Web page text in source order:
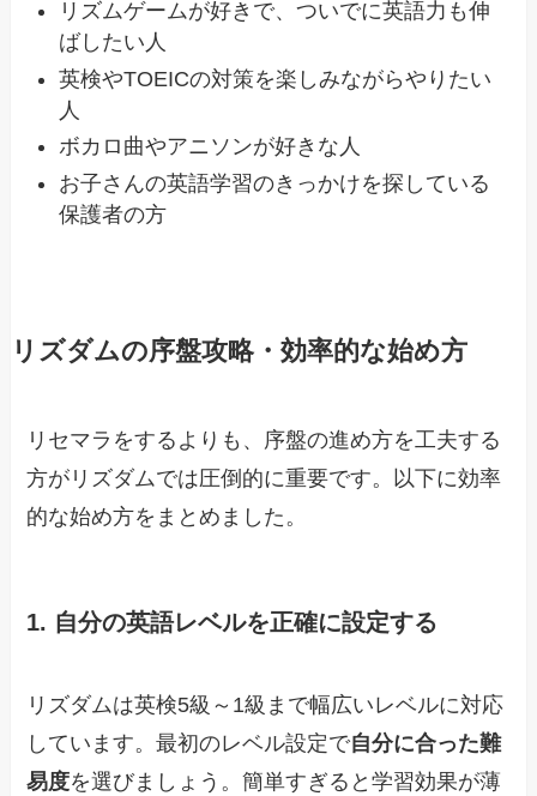
リズムゲームが好きで、ついでに英語力も伸
ばしたい人
英検やTOEICの対策を楽しみながらやりたい
人
ボカロ曲やアニソンが好きな人
お子さんの英語学習のきっかけを探している
保護者の方
リズダムの序盤攻略・効率的な始め方
リセマラをするよりも、序盤の進め方を工夫する
方がリズダムでは圧倒的に重要です。以下に効率
的な始め方をまとめました。
1. 自分の英語レベルを正確に設定する
リズダムは英検5級～1級まで幅広いレベルに対応
しています。最初のレベル設定で自分に合った難
易度を選びましょう。簡単すぎると学習効果が薄